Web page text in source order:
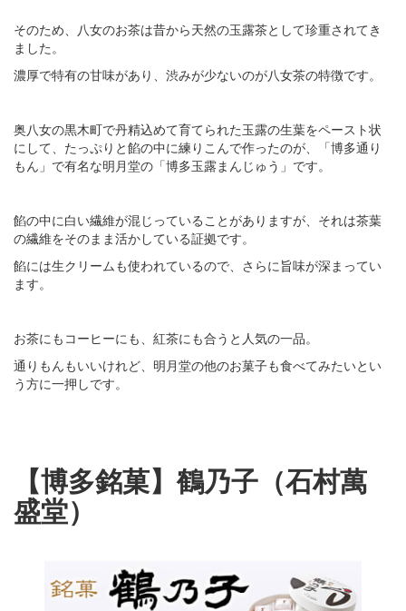
そのため、八女のお茶は昔から天然の玉露茶として珍重されてき
ました。
濃厚で特有の甘味があり、渋みが少ないのが八女茶の特徴です。
奥八女の黒木町で丹精込めて育てられた玉露の生葉をペースト状
にして、たっぷりと餡の中に練りこんで作ったのが、「博多通り
もん」で有名な明月堂の「博多玉露まんじゅう」です。
餡の中に白い繊維が混じっていることがありますが、それは茶葉
の繊維をそのまま活かしている証拠です。
餡には生クリームも使われているので、さらに旨味が深まってい
ます。
お茶にもコーヒーにも、紅茶にも合うと人気の一品。
通りもんもいいけれど、明月堂の他のお菓子も食べてみたいとい
う方に一押しです。
【博多銘菓】鶴乃子（石村萬
盛堂）